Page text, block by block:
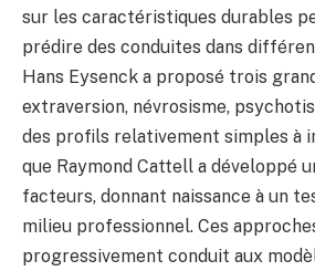
sur les caractéristiques durables
prédire des conduites dans
Hans Eysenck a proposé trois
extraversion, névrosisme,
des profils relativement simples à
que Raymond Cattell a développé
facteurs, donnant naissance à un
milieu professionnel. Ces
progressivement conduit aux